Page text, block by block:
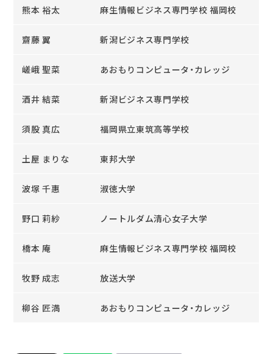
熊本 裕太 麻生情報ビジネス専門学校 福岡校
齋藤 翼 新潟ビジネス専門学校
嵯峨 聖菜 あおもりコンピュータ・カレッジ
酒井 結菜 新潟ビジネス専門学校
須股 真広 福岡県立東筑高等学校
土屋 まりな 東邦大学
波塚 千惠 淑徳大学
野口 莉紗 ノートルダム清心女子大学
橋本 庵 麻生情報ビジネス専門学校 福岡校
牧野 成志 放送大学
柳谷 匠満 あおもりコンピュータ・カレッジ